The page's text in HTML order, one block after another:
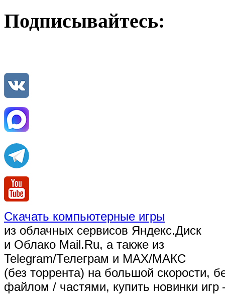
Подписывайтесь:
Скачать компьютерные игры
из облачных сервисов Яндекс.Диск
и Облако Mail.Ru, а также из
Telegram/Телеграм и MAX/МАКС
(без торрента) на большой скорости,
файлом / частями, купить новинки